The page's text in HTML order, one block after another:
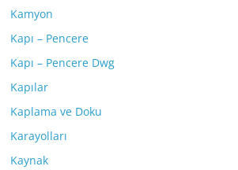
Kamyon
Kapı – Pencere
Kapı – Pencere Dwg
Kapılar
Kaplama ve Doku
Karayolları
Kaynak